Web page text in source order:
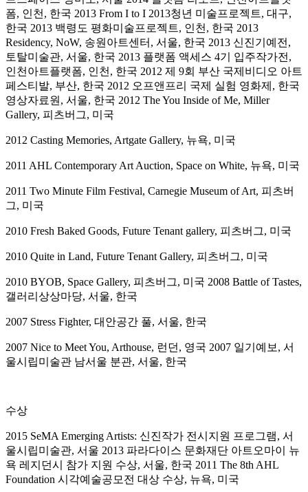
폼, 인천, 한국 2013 From I to I 2013청년 미술프로젝트, 대구,
한국 2013 백령도 평화미술프로젝트, 인천, 한국 2013
Residency, NoW, 송원아트센터, 서울, 한국 2013 신진기예전,
토탈미술관, 서울, 한국 2013 플랫폼 액세스 4기 입주작가전,
인천아트플랫폼, 인천, 한국 2012 제 9회 부산 국제비디오 아트
페스티발, 부산, 한국 2012 오프앤프리 국제 실험 영화제, 한국
영상자료원, 서울, 한국 2012 The You Inside of Me, Miller
Gallery, 피츠버그, 미국
2012 Casting Memories, Artgate Gallery, 뉴욕, 미국
2011 AHL Contemporary Art Auction, Space on White, 뉴욕, 미국
2011 Two Minute Film Festival, Carnegie Museum of Art, 피츠버
그, 미국
2010 Fresh Baked Goods, Future Tenant gallery, 피츠버그, 미국
2010 Quite in Land, Future Tenant Gallery, 피츠버그, 미국
2010 BYOB, Space Gallery, 피츠버그, 미국 2008 Battle of Tastes,
갤러리상상마당, 서울, 한국
2007 Stress Fighter, 대안공간 풀, 서울, 한국
2007 Nice to Meet You, Arthouse, 런던, 영국 2007 일기예보, 서
울시립미술관 남서울 분관, 서울, 한국
수상
2015 SeMA Emerging Artists: 신진작가 전시지원 프로그램, 서
울시립미술관, 서울 2013 파라다이스 문화재단 아트오마이 뉴
욕 레지던시 참가 지원 수상, 서울, 한국 2011 The 8th AHL
Foundation 시각예술공모전 대상 수상, 뉴욕, 미국